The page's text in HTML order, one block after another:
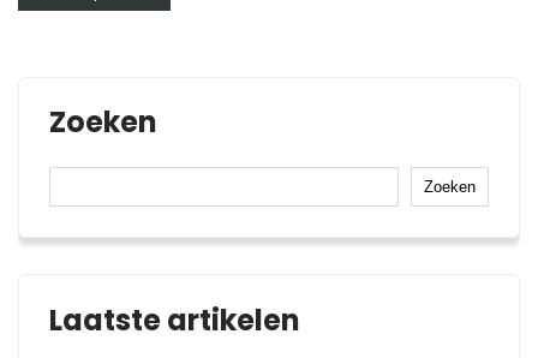
Zoeken
Zoeken
Laatste artikelen